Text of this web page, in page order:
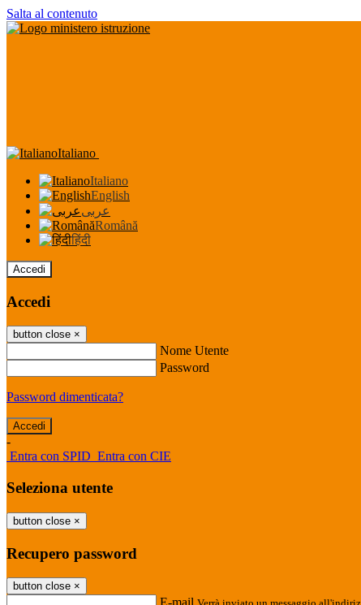
Salta al contenuto
Italiano
Italiano
English
عربى
Română
हिंदी
Accedi
Accedi
button close ×
Nome Utente
Password
Password dimenticata?
-
Entra con SPID Entra con CIE
Seleziona utente
button close ×
Recupero password
button close ×